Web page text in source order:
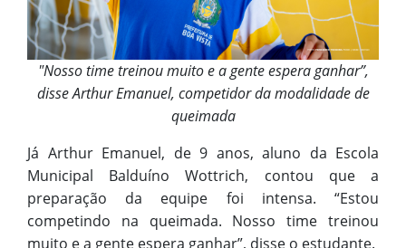
"Nosso time treinou muito e a gente espera ganhar”,
disse Arthur Emanuel, competidor da modalidade de
queimada
Já Arthur Emanuel, de 9 anos, aluno da Escola
Municipal Balduíno Wottrich, contou que a
preparação da equipe foi intensa. “Estou
competindo na queimada. Nosso time treinou
muito e a gente espera ganhar”, disse o estudante.